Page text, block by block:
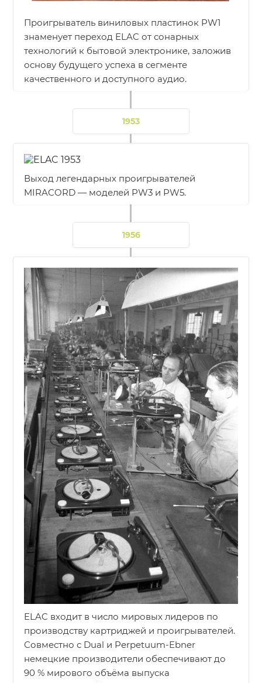
Проигрыватель виниловых пластинок PW1
знаменует переход ELAC от сонарных
технологий к бытовой электронике, заложив
основу будущего успеха в сегменте
качественного и доступного аудио.
1953
Выход легендарных проигрывателей
MIRACORD — моделей PW3 и PW5.
1956
ELAC входит в число мировых лидеров по
производству картриджей и проигрывателей.
Совместно с Dual и Perpetuum-Ebner
немецкие производители обеспечивают до
90 % мирового объёма выпуска